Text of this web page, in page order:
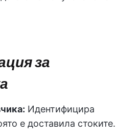
за
Идентифицира
е доставила стоките.